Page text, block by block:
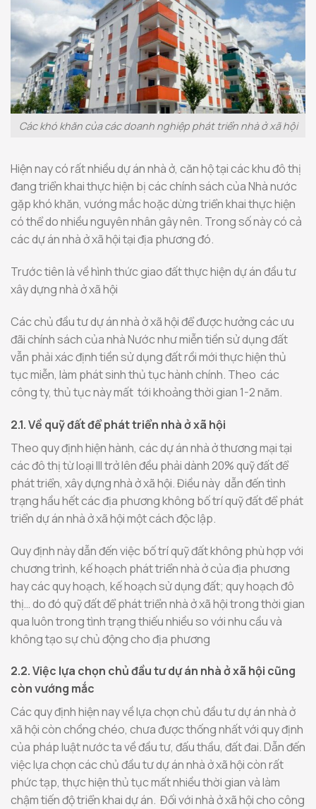
Các khó khăn của các doanh nghiệp phát triển nhà ở xã hội
Hiện nay có rất nhiều dự án nhà ở, căn hộ tại các khu đô thị
đang triển khai thực hiện bị các chính sách của Nhà nước
gặp khó khăn, vướng mắc hoặc dừng triển khai thực hiện
có thể do nhiều nguyên nhân gây nên. Trong số này có cả
các dự án nhà ở xã hội tại địa phương đó.
Trước tiên là về hình thức giao đất thực hiện dự án đầu tư
xây dựng nhà ở xã hội
Các chủ đầu tư dự án nhà ở xã hội để được hưởng các ưu
đãi chính sách của nhà Nước như miễn tiền sử dụng đất
vẫn phải xác định tiền sử dụng đất rồi mới thực hiện thủ
tục miễn, làm phát sinh thủ tục hành chính. Theo các
công ty, thủ tục này mất tới khoảng thời gian 1-2 năm.
2.1. Về quỹ đất để phát triển nhà ở xã hội
Theo quy định hiện hành, các dự án nhà ở thương mại tại
các đô thị từ loại III trở lên đều phải dành 20% quỹ đất để
phát triển, xây dựng nhà ở xã hội. Điều này dẫn đến tình
trạng hầu hết các địa phương không bố trí quỹ đất để phát
triển dự án nhà ở xã hội một cách độc lập.
Quy định này dẫn đến việc bố trí quỹ đất không phù hợp với
chương trình, kế hoạch phát triển nhà ở của địa phương
hay các quy hoạch, kế hoạch sử dụng đất; quy hoạch đô
thị… do đó quỹ đất để phát triển nhà ở xã hội trong thời gian
qua luôn trong tình trạng thiếu nhiều so với nhu cầu và
không tạo sự chủ động cho địa phương
2.2. Việc lựa chọn chủ đầu tư dự án nhà ở xã hội cũng
còn vướng mắc
Các quy định hiện nay về lựa chọn chủ đầu tư dự án nhà ở
xã hội còn chồng chéo, chưa được thống nhất với quy định
của pháp luật nước ta về đầu tư, đấu thầu, đất đai. Dẫn đến
việc lựa chọn các chủ đầu tư dự án nhà ở xã hội còn rất
phức tạp, thực hiện thủ tục mất nhiều thời gian và làm
chậm tiến độ triển khai dự án. Đối với nhà ở xã hội cho công